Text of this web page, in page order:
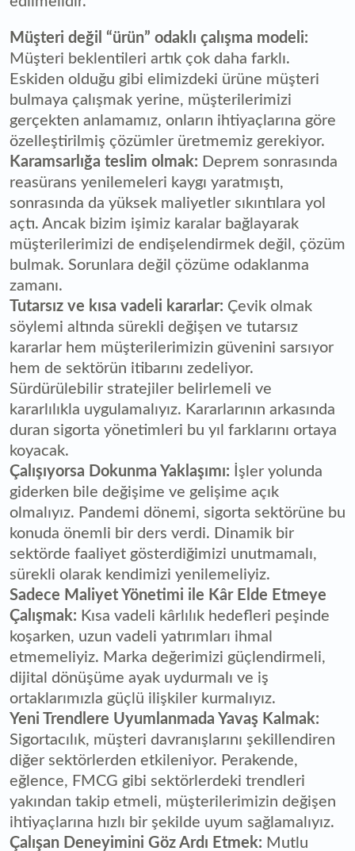
Müşteri değil “ürün” odaklı çalışma modeli:
Müşteri beklentileri artık çok daha farklı.
Eskiden olduğu gibi elimizdeki ürüne müşteri
bulmaya çalışmak yerine, müşterilerimizi
gerçekten anlamamız, onların ihtiyaçlarına göre
özelleştirilmiş çözümler üretmemiz gerekiyor.
Karamsarlığa teslim olmak: Deprem sonrasında
reasürans yenilemeleri kaygı yaratmıştı,
sonrasında da yüksek maliyetler sıkıntılara yol
açtı. Ancak bizim işimiz karalar bağlayarak
müşterilerimizi de endişelendirmek değil, çözüm
bulmak. Sorunlara değil çözüme odaklanma
zamanı.
Tutarsız ve kısa vadeli kararlar: Çevik olmak
söylemi altında sürekli değişen ve tutarsız
kararlar hem müşterilerimizin güvenini sarsıyor
hem de sektörün itibarını zedeliyor.
Sürdürülebilir stratejiler belirlemeli ve
kararlılıkla uygulamalıyız. Kararlarının arkasında
duran sigorta yönetimleri bu yıl farklarını ortaya
koyacak.
Çalışıyorsa Dokunma Yaklaşımı:
İşler yolunda
giderken bile değişime ve gelişime açık
olmalıyız. Pandemi dönemi, sigorta sektörüne bu
konuda önemli bir ders verdi. Dinamik bir
sektörde faaliyet gösterdiğimizi unutmamalı,
sürekli olarak kendimizi yenilemeliyiz.
Sadece Maliyet Yönetimi ile Kâr Elde Etmeye
Çalışmak: Kısa vadeli kârlılık hedefleri peşinde
koşarken, uzun vadeli yatırımları ihmal
etmemeliyiz. Marka değerimizi güçlendirmeli,
dijital dönüşüme ayak uydurmalı ve iş
ortaklarımızla güçlü ilişkiler kurmalıyız.
Yeni Trendlere Uyumlanmada Yavaş Kalmak:
Sigortacılık, müşteri davranışlarını şekillendiren
diğer sektörlerden etkileniyor. Perakende,
eğlence, FMCG gibi sektörlerdeki trendleri
yakından takip etmeli, müşterilerimizin değişen
ihtiyaçlarına hızlı bir şekilde uyum sağlamalıyız.
Çalışan Deneyimini Göz Ardı Etmek: Mutlu